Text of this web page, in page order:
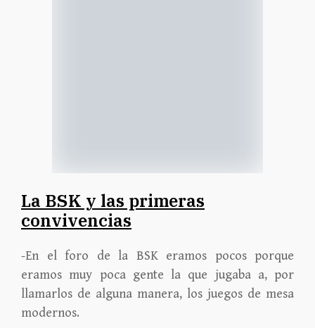
La BSK y las primeras
convivencias
-En el foro de la BSK eramos pocos porque
eramos muy poca gente la que jugaba a, por
llamarlos de alguna manera, los juegos de mesa
modernos.